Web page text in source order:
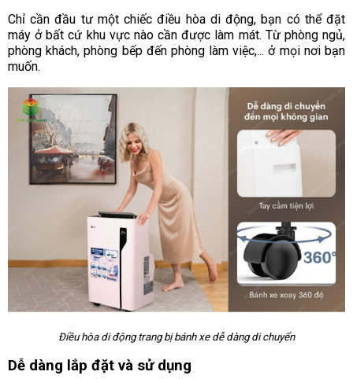
Chỉ cần đầu tư một chiếc điều hòa di động, bạn có thể đặt
máy ở bất cứ khu vực nào cần được làm mát. Từ phòng ngủ,
phòng khách, phòng bếp đến phòng làm việc,... ở mọi nơi bạn
muốn.
Điều hòa di động trang bị bánh xe dễ dàng di chuyển
Dễ dàng lắp đặt và sử dụng